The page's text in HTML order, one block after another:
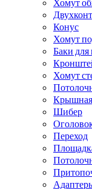
Конус
Хомут
Баки
Хомут
Крышная
Шибер
Переход